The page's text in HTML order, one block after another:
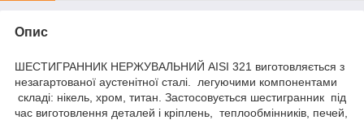
Опис
ШЕСТИГРАННИК НЕРЖУВАЛЬНИЙ AISI 321 виготовляється з
незагартованої аустенітної сталі. легуючими компонентами
складі: нікель, хром, титан. Застосовується шестигранник під
час виготовлення деталей і кріплень, теплообмінників, печей,